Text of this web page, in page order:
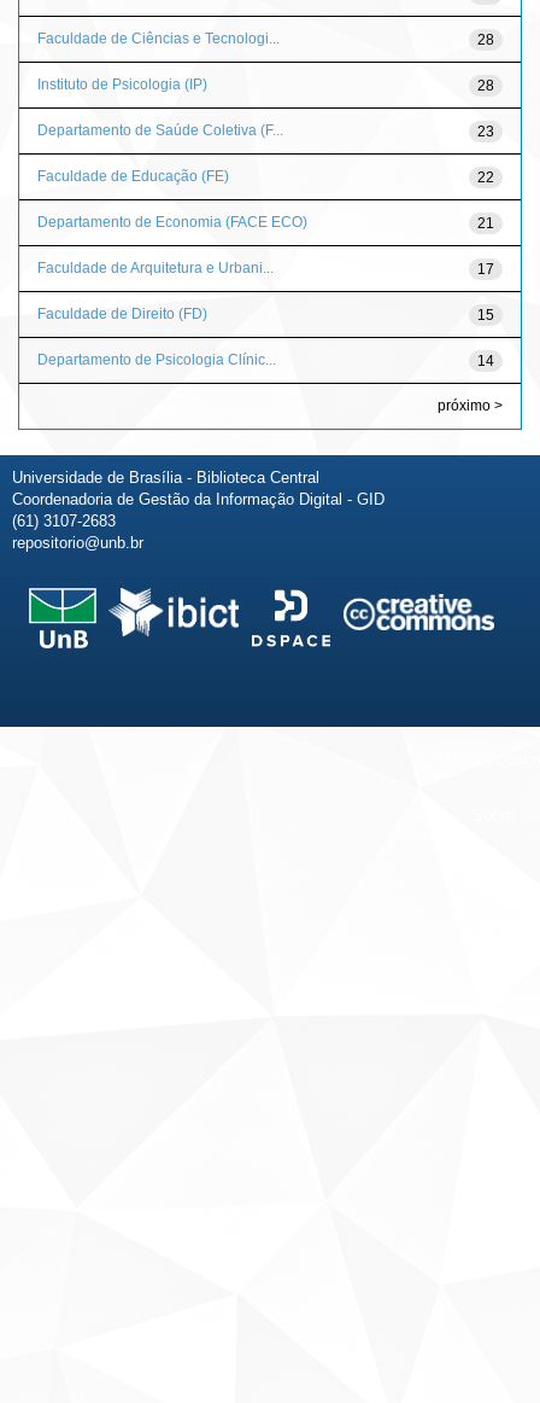
28
Faculdade de Ciências e Tecnologi...
28
Instituto de Psicologia (IP)
23
Departamento de Saúde Coletiva (F...
22
Faculdade de Educação (FE)
21
Departamento de Economia (FACE ECO)
17
Faculdade de Arquitetura e Urbani...
15
Faculdade de Direito (FD)
14
Departamento de Psicologia Clínic...
próximo >
Universidade de Brasília - Biblioteca Central
Coordenadoria de Gestão da Informação Digital - GID
(61) 3107-2683
repositorio@unb.br